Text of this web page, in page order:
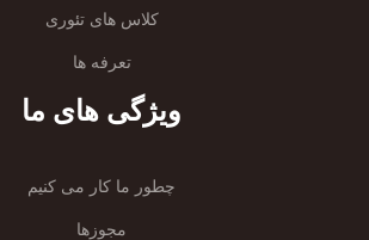
کلاس های تئوری
تعرفه ها
ویژگی های ما
چطور ما کار می کنیم
مجوزها